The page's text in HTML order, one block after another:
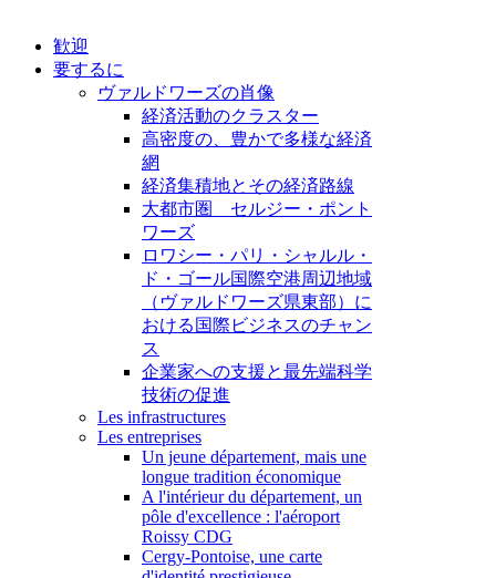
歓迎
要するに
ヴァルドワーズの肖像
経済活動のクラスター
高密度の、豊かで多様な経済
網
経済集積地とその経済路線
大都市圏 セルジー・ポント
ワーズ
ロワシー・パリ・シャルル・
ド・ゴール国際空港周辺地域
（ヴァルドワーズ県東部）に
おける国際ビジネスのチャン
ス
企業家への支援と最先端科学
技術の促進
Les infrastructures
Les entreprises
Un jeune département, mais une
longue tradition économique
A l'intérieur du département, un
pôle d'excellence : l'aéroport
Roissy CDG
Cergy-Pontoise, une carte